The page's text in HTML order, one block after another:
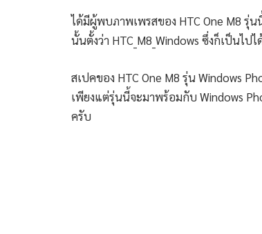
ได้มีผู้พบภาพเพรสของ HTC One M8 รุ่
นั้นตั้งว่า HTC_M8_Windows ซึ่งก็เป็นไป
สเปคของ HTC One M8 รุ่น Windows
เพียงแต่รุ่นนี้จะมาพร้อมกับ Windows
ครับ